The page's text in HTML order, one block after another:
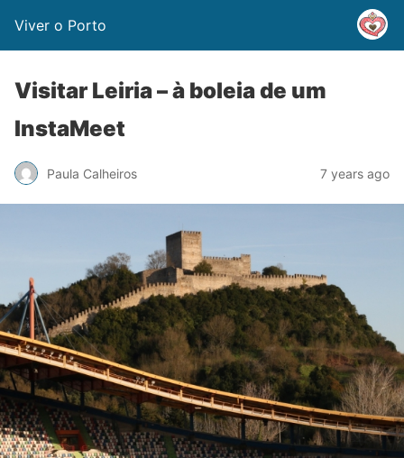
Viver o Porto
Visitar Leiria – à boleia de um
InstaMeet
Paula Calheiros 7 years ago